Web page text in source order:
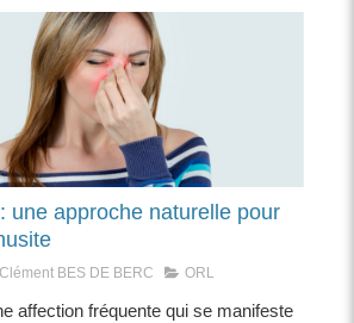
une approche naturelle pour
Clément BES DE BERC ORL
affection fréquente qui se manifeste